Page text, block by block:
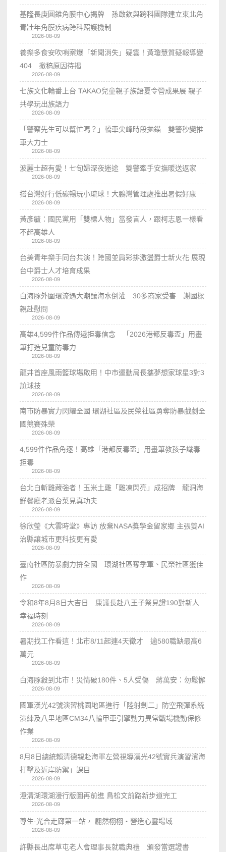
基隆長庚圓錐角膜中心揭牌 孫啟欽與跨科團隊建立東北角
青壯年角膜疾病跨科照護機制
2026-08-09
養樂多食安吹哨案爆「新聞消失」疑雲！黃瓊慧質疑報導變
404 撤稿原因待揭
2026-08-09
七族文化輪番上台 TAKAO兒童親子族語夏令營成果展 親子
共學玩出族語力
2026-08-09
「警察先生可以幫忙嗎？」轎車尖峰時段拋錨 雙警秒變推
車大力士
2026-08-09
波麗士超有愛！七旬婦深夜迷途 雙警牽手安撫暖送返家
2026-08-09
搭台灣好行低碳暢玩小琉球！大鵬灣管理處推出暑假好康
2026-08-09
黃彥毓：國民黨用「雙標人物」當發言人，跟柯志恩一樣看
不起高雄人
2026-08-09
台美青年樂手同台共演！跨國並肩彩排激盪爵士新火花 展現
台中爵士人才培育成果
2026-08-09
白海豚外圍環流遇大潮釀海水倒灌 30多商家受害 謝國樑
親赴慰問
2026-08-09
高雄4,599件作品傳遞拒毒信念 「2026港都反毒盃」用畫
筆打造兒童防毒力
2026-08-09
龍井首座風雨籃球場啟用！中市運動局長攜夢想家球星3對3
尬球技
2026-08-09
南市防暴實力閃耀全國 環湖社區及民榮社區勇奪防暴戲劇全
國競賽殊榮
2026-08-09
4,599件作品角逐！高雄「港都反毒盃」用畫筆教孩子識毒
拒毒
2026-08-09
台北白斬雞藏強者！玉米土雞「雞凍閃亮」成招牌 龍洞海
鮮餐廳老派台菜見真功夫
2026-08-09
徐欣瑩《大雲時堂》專訪 放棄NASA獎學金留家鄉 主張雙AI
治縣讓城市更科技更有愛
2026-08-09
臺南社區防暴劇力拚全國 環湖社區奪季軍、民榮社區獲佳
作
2026-08-09
令和8年8月8日大吉日 康議長赴八王子祭見證190對新人
幸福時刻
2026-08-09
暑期找工作看這！北市8/11起連4天徵才 逾580職缺最高6
萬元
2026-08-09
白海豚殺到北市！災情破180件、5人受傷 蔣萬安：勿鬆懈
2026-08-09
國軍漢光42號演習桃園地區進行「陸射劍二」防空飛彈系統
演練及八里地區CM34八輪甲車引擎動力異常戰場機動保修
作業
2026-08-09
8月8日總統賴清德親赴海軍左營視導漢光42號實兵演習濱海
打擊及近岸防禦」課目
2026-08-09
澄清湖環湖漫行版圖再前進 鳥松文前路新步道完工
2026-08-09
尊生·光合走廊第一站， 翩然栩栩・營造心靈場域
2026-08-09
許縣長出席草屯老人會理事長就職典禮 頒發當選證書